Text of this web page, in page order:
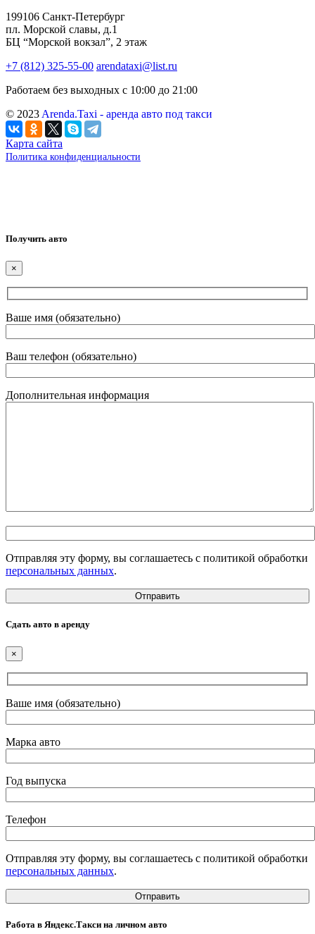
199106 Санкт-Петербург
пл. Морской славы, д.1
БЦ “Морской вокзал”, 2 этаж
+7 (812) 325-55-00 arendataxi@list.ru
Работаем без выходных с 10:00 до 21:00
© 2023Arenda.Taxi - аренда авто под такси
Карта сайта
Политика конфиденциальности
Получить авто
×
Ваше имя (обязательно)
Ваш телефон (обязательно)
Дополнительная информация
Отправляя эту форму, вы соглашаетесь с политикой обработки
персональных данных.
Сдать авто в аренду
×
Ваше имя (обязательно)
Марка авто
Год выпуска
Телефон
Отправляя эту форму, вы соглашаетесь с политикой обработки
персональных данных.
Работа в Яндекс.Такси на личном авто